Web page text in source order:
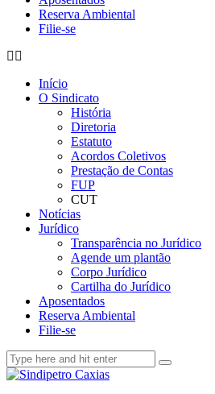
Reserva Ambiental
Filie-se
Início
O Sindicato
História
Diretoria
Estatuto
Acordos Coletivos
Prestação de Contas
FUP
CUT
Notícias
Jurídico
Transparência no Jurídico
Agende um plantão
Corpo Jurídico
Cartilha do Jurídico
Aposentados
Reserva Ambiental
Filie-se